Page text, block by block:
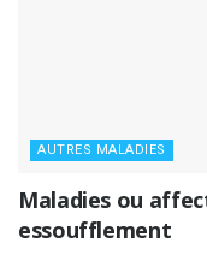
AUTRES MALADIES
Maladies ou
essoufflement